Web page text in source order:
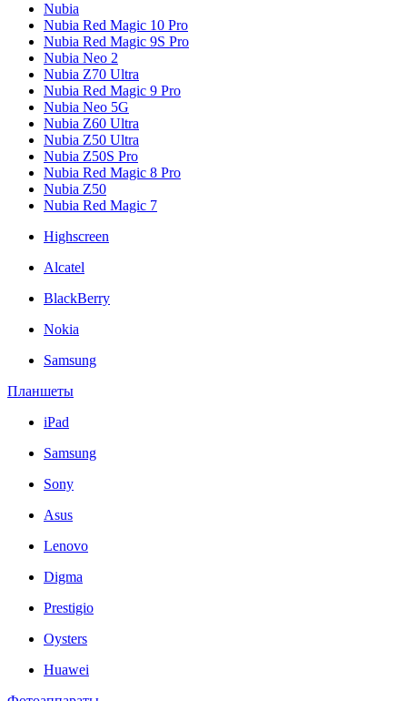
Nubia
Nubia Red Magic 10 Pro
Nubia Red Magic 9S Pro
Nubia Neo 2
Nubia Z70 Ultra
Nubia Red Magic 9 Pro
Nubia Neo 5G
Nubia Z60 Ultra
Nubia Z50 Ultra
Nubia Z50S Pro
Nubia Red Magic 8 Pro
Nubia Z50
Nubia Red Magic 7
Highscreen
Alcatel
BlackBerry
Nokia
Samsung
Планшеты
iPad
Samsung
Sony
Asus
Lenovo
Digma
Prestigio
Oysters
Huawei